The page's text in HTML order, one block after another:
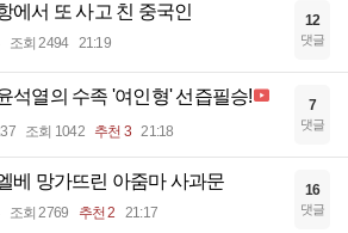
에서 또 사고 친 중국인
조회 2494 21:19
12
댓글
석열의 수족 '여인형' 선즙필승!
조회 1042 추천 3 21:18
7
댓글
베 망가뜨린 아줌마 사과문
조회 2769 추천 2 21:17
16
댓글